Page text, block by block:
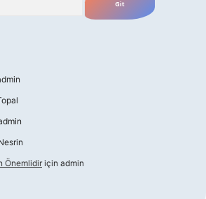
Önemlidir için admin